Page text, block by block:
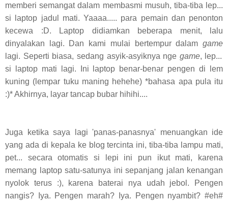
memberi semangat dalam membasmi musuh, tiba-tiba lep...
si laptop jadul mati. Yaaaa..... para pemain dan penonton
kecewa :D. Laptop didiamkan beberapa menit, lalu
dinyalakan lagi. Dan kami mulai bertempur dalam game
lagi. Seperti biasa, sedang asyik-asyiknya nge game, lep...
si laptop mati lagi. Ini laptop benar-benar pengen di lem
kuning (lempar tuku maning hehehe) *bahasa apa pula itu
:)* Akhirnya, layar tancap bubar hihihi....
Juga ketika saya lagi 'panas-panasnya' menuangkan ide
yang ada di kepala ke blog tercinta ini, tiba-tiba lampu mati,
pet... secara otomatis si lepi ini pun ikut mati, karena
memang laptop satu-satunya ini sepanjang jalan kenangan
nyolok terus :), karena baterai nya udah jebol. Pengen
nangis? Iya. Pengen marah? Iya. Pengen nyambit? #eh#